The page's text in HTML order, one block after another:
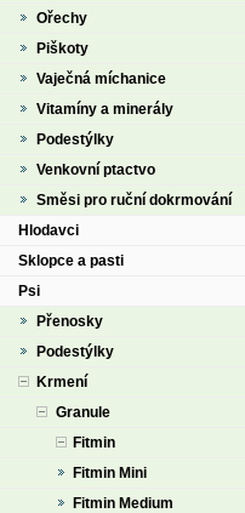
Ořechy
Piškoty
Vaječná míchanice
Vitamíny a minerály
Podestýlky
Venkovní ptactvo
Směsi pro ruční dokrmování
Hlodavci
Sklopce a pasti
Psi
Přenosky
Podestýlky
Krmení
Granule
Fitmin
Fitmin Mini
Fitmin Medium